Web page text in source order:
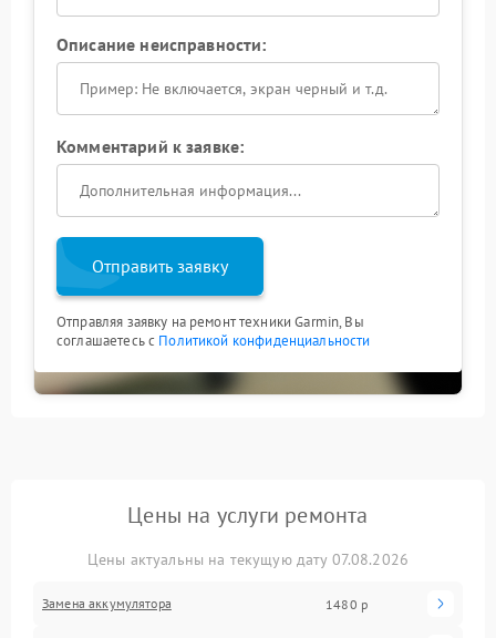
Описание неисправности:
Комментарий к заявке:
Отправить заявку
Отправляя заявку на ремонт техники Garmin, Вы
соглашаетесь с Политикой конфиденциальности
Цены на услуги ремонта
Цены актуальны на текущую дату 07.08.2026
Замена аккумулятора 1480 р